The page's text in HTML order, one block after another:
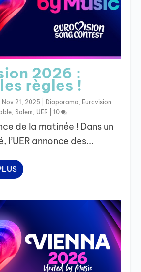
2026 :
règles !
Nov 21, 2025 Diaporama, Eurovision
,Salem, UER |10
de la matinée ! Dans un
l’UER annonce des...